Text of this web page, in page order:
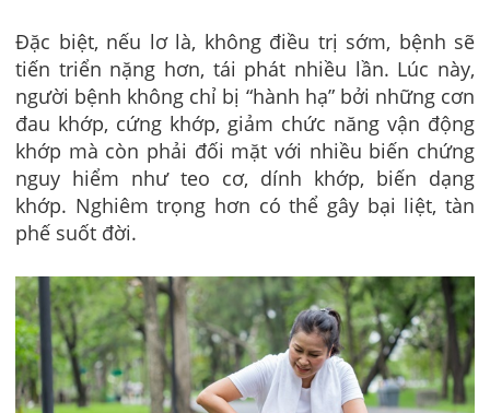
Đặc biệt, nếu lơ là, không điều trị sớm, bệnh sẽ
tiến triển nặng hơn, tái phát nhiều lần. Lúc này,
người bệnh không chỉ bị “hành hạ” bởi những cơn
đau khớp, cứng khớp, giảm chức năng vận động
khớp mà còn phải đối mặt với nhiều biến chứng
nguy hiểm như teo cơ, dính khớp, biến dạng
khớp. Nghiêm trọng hơn có thể gây bại liệt, tàn
phế suốt đời.